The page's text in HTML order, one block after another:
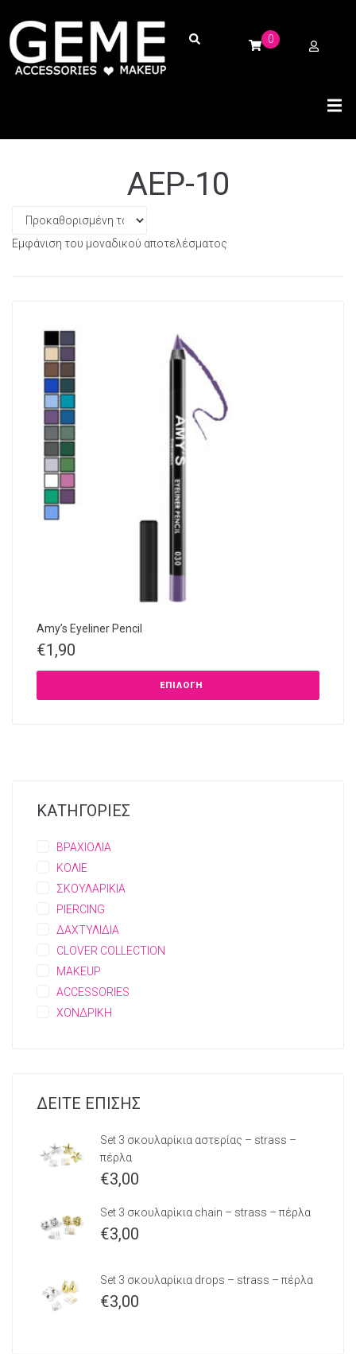
0
AEP-10
Εμφάνιση του μοναδικού αποτελέσματος
Amy’s Eyeliner Pencil
€1,90
ΕΠΙΛΟΓΉ
ΚΑΤΗΓΟΡΙΕΣ
ΒΡΑΧΙΟΛΙΑ
ΚΟΛΙΕ
ΣΚΟΥΛΑΡΙΚΙΑ
PIERCING
ΔΑΧΤΥΛΙΔΙΑ
CLOVER COLLECTION
MAKEUP
ACCESSORIES
ΧΟΝΔΡΙΚΗ
ΔΕΙΤΕ ΕΠΙΣΗΣ
Set 3 σκουλαρίκια αστερίας – strass –
πέρλα
€3,00
Set 3 σκουλαρίκια chain – strass – πέρλα
€3,00
Set 3 σκουλαρίκια drops – strass – πέρλα
€3,00